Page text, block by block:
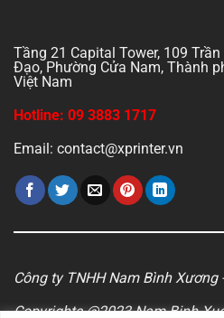
Tầng 21 Capital Tower, 109
Đạo, Phường Cửa Nam, Thành
Việt Nam
Hotline: 09 3883 1717
Email: contact@xprinter.vn
Công ty TNHH Nam Bình
Copyrights @2023 Nam Binh